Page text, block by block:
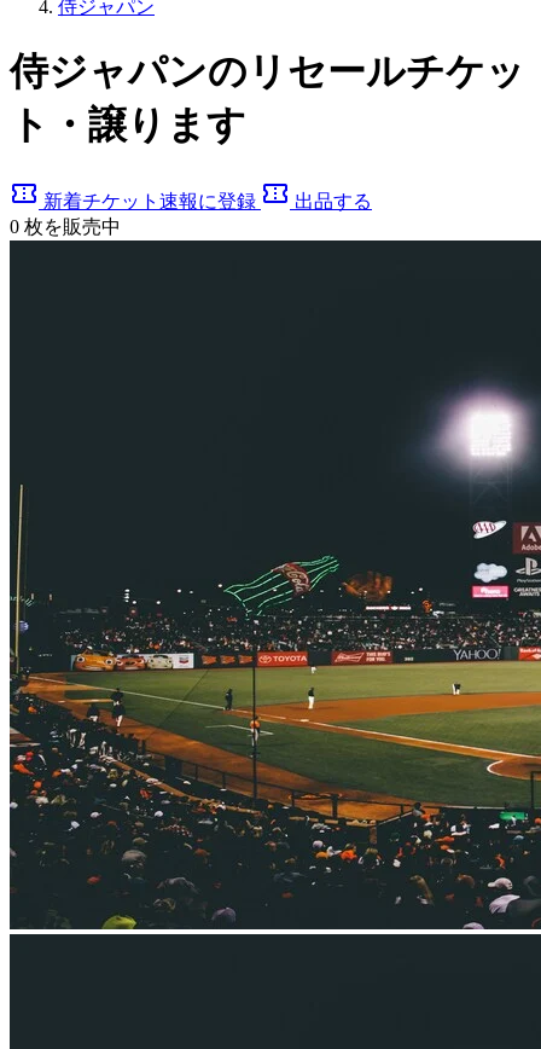
侍ジャパン
侍ジャパンのリセールチケッ
ト・譲ります
confirmation_number 新着チケット速報に登録 confirmation_number 出品する
0 枚を販売中